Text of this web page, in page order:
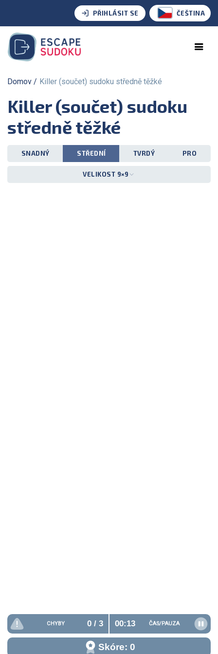
PŘIHLÁSIT SE ČEŠTINA
Domov Killer (součet) sudoku středně těžké
Killer (součet) sudoku
středně těžké
SNADNÝ STŘEDNÍ TVRDÝ PRO
VELIKOST 9×9
CHYBY 0/ 3 00:14 ČAS/PAUZA
Skóre: 0